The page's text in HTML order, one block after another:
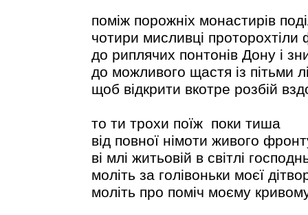
поміж порожніх монастирів
чотири мисливці
до риплячих понтонів Дону і
до можливого щастя із пітьми
щоб відкрити вкотре розбій
то ти трохи поїж поки тиша
від повної німоти живого
ві млі житьовій в світлі
моліть за голівоньки моєї
моліть про поміч моєму